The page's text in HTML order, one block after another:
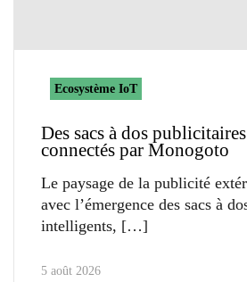
Ecosystème IoT
Des sacs à dos
connectés par Monogoto
Le paysage de la publicité
avec l’émergence des sacs à
intelligents,
5 août 2026